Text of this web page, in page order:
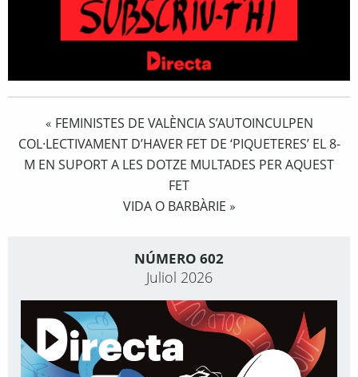
« FEMINISTES DE VALÈNCIA S’AUTOINCULPEN
COL·LECTIVAMENT D’HAVER FET DE ‘PIQUETERES’ EL 8-
M EN SUPORT A LES DOTZE MULTADES PER AQUEST
FET
VIDA O BARBÀRIE »
NÚMERO 602
Juliol 2026